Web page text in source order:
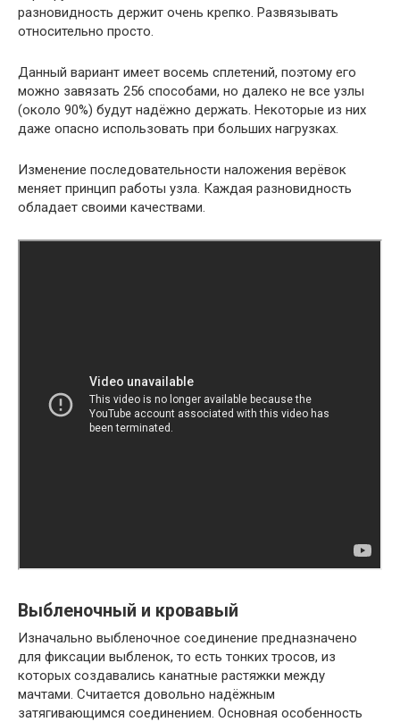
разновидность держит очень крепко. Развязывать
относительно просто.
Данный вариант имеет восемь сплетений, поэтому его
можно завязать 256 способами, но далеко не все узлы
(около 90%) будут надёжно держать. Некоторые из них
даже опасно использовать при больших нагрузках.
Изменение последовательности наложения верёвок
меняет принцип работы узла. Каждая разновидность
обладает своими качествами.
Выбленочный и кровавый
Изначально выбленочное соединение предназначено
для фиксации выбленок, то есть тонких тросов, из
которых создавались канатные растяжки между
мачтами. Считается довольно надёжным
затягивающимся соединением. Основная особенность